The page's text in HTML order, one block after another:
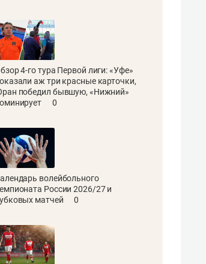
4-го тура Первой лиги: «Уфе»
аж три красные карточки,
победил бывшую, «Нижний»
0
волейбольного
России 2026/27 и
матчей
0